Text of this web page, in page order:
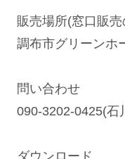
販売場所(窓口販売
調布市グリーンホ
問い合わせ
090-3202-0425(石
ダウンロード